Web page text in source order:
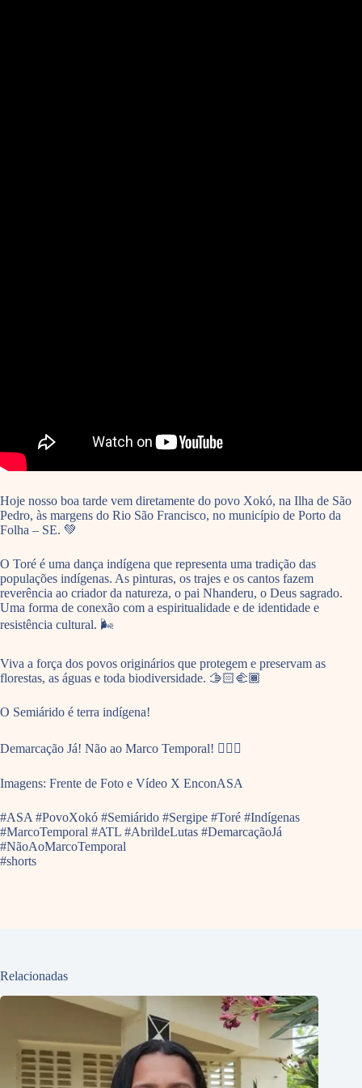
Hoje nosso boa tarde vem diretamente do povo Xokó, na Ilha de São
Pedro, às margens do Rio São Francisco, no município de Porto da
Folha – SE. 💚
O Toré é uma dança indígena que representa uma tradição das
populações indígenas. As pinturas, os trajes e os cantos fazem
reverência ao criador da natureza, o pai Nhanderu, o Deus sagrado.
Uma forma de conexão com a espiritualidade e de identidade e
resistência cultural. 🌬️
Viva a força dos povos originários que protegem e preservam as
florestas, as águas e toda biodiversidade. 🫱🏻‍🫲🏾
O Semiárido é terra indígena!
Demarcação Já! Não ao Marco Temporal! ✊🏽🌱
Imagens: Frente de Foto e Vídeo X EnconASA
#ASA #PovoXokó #Semiárido #Sergipe #Toré #Indígenas
#MarcoTemporal #ATL #AbrildeLutas #DemarcaçãoJá
#NãoAoMarcoTemporal
#shorts
Relacionadas